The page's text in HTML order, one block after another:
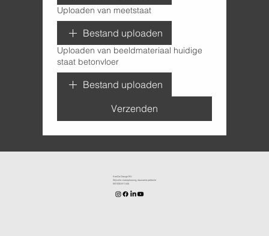
Uploaden van meetstaat
Bestand uploaden
Uploaden van beeldmateriaal huidige
staat betonvloer
Bestand uploaden
Verzenden
KenDa Design BV.
Stijlvolle vloeroplossing, duurzame perfectie
BE1030.911.545